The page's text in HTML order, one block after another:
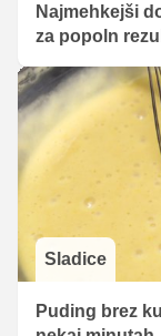
Najmehkejši
za popoln
Sladice
Puding brez